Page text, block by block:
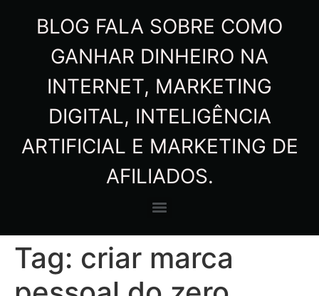
BLOG FALA SOBRE COMO
GANHAR DINHEIRO NA
INTERNET, MARKETING
DIGITAL, INTELIGÊNCIA
ARTIFICIAL E MARKETING DE
AFILIADOS.
Tag: criar marca